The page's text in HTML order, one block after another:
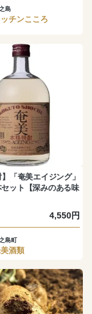
島
チンこころ
】「奄美エイジング」
ット【深みのある味
4,550円
島町
酒類